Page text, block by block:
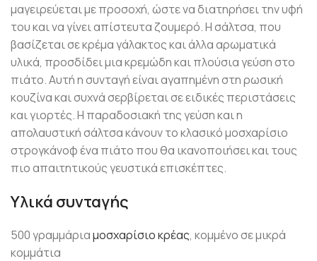
μαγειρεύεται με προσοχή, ώστε να διατηρήσει την υφή
του και να γίνει απίστευτα ζουμερό. Η σάλτσα, που
βασίζεται σε κρέμα γάλακτος και άλλα αρωματικά
υλικά, προσδίδει μια κρεμώδη και πλούσια γεύση στο
πιάτο. Αυτή η συνταγή είναι αγαπημένη στη ρωσική
κουζίνα και συχνά σερβίρεται σε ειδικές περιστάσεις
και γιορτές. Η παραδοσιακή της γεύση και η
απολαυστική σάλτσα κάνουν το κλασικό μοσχαρίσιο
στρογκάνοφ ένα πιάτο που θα ικανοποιήσει και τους
πιο απαιτητικούς γευστικά επισκέπτες.
Υλικά συνταγής
500 γραμμάριαμοσχαρίσιο κρέας, κομμένο σε μικρά
κομμάτια